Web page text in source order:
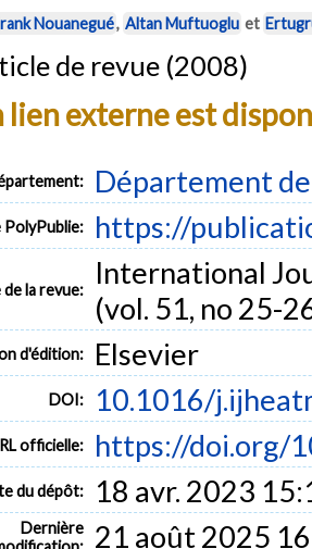
Nouanegué, Altan Muftuoglu et
de revue (2008)
lien externe est
Département
PolyPublie: https://
la revue:
International
(vol. 51, no 25-
d'édition: Elsevier
DOI: 10.1016/
officielle: https://doi.org/
du dépôt: 18 avr. 2023
Dernière
21 août 2025